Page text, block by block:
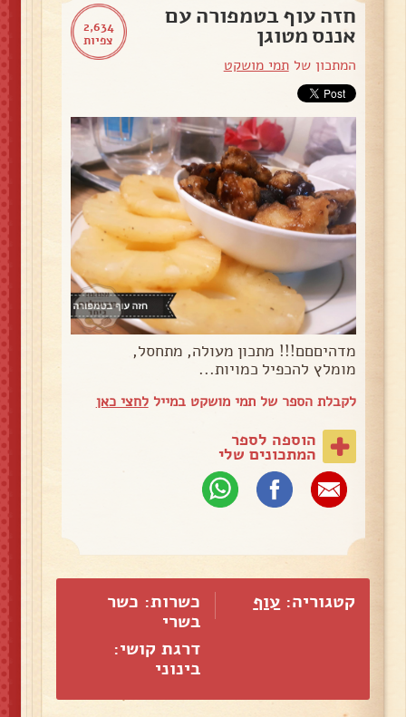
2,634
צפיות
חזה עוף בטמפורה עם
אננס מטוגן
המתכון שלתמי מושקט
מדהיםםם!!! מתכון מעולה, מתחסל,
מומלץ להכפיל כמויות...
לקבלת הספר של תמי מושקט במייללחצי כאן
הוספה לספר
המתכונים שלי
קטגוריה: עוף
כשרות: כשר
בשרי
דרגת קושי:
בינוני